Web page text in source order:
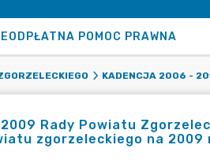
POMOC PRAWNA
KADENCJA 2006 -
2009 Rady Powiatu
zgorzeleckiego na 2009